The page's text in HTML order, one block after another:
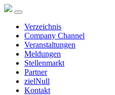
Verzeichnis
Company Channel
Veranstaltungen
Meldungen
Stellenmarkt
Partner
zielNull
Kontakt